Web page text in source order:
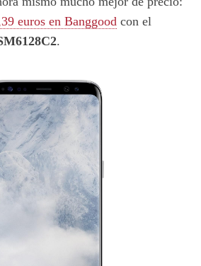
euros en Banggood con el
.